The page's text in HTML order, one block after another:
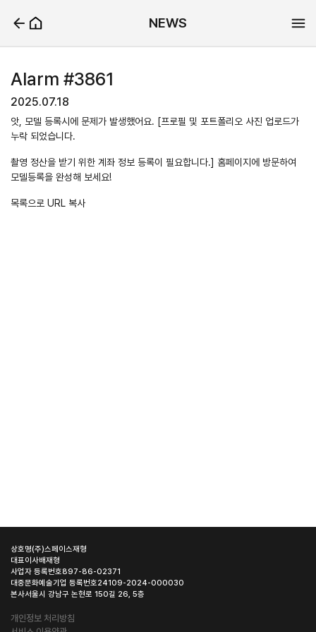
NEWS
Alarm #3861
2025.07.18
앗, 모델 등록시에 문제가 발생했어요. [프로필 및 포트폴리오 사진 업로드가
누락 되었습니다.
촬영 정산을 받기 위한 계좌 정보 등록이 필요합니다.] 홈페이지에 방문하여
모델등록을 완성해 보세요!
목록으로 URL 복사
상호명(주)스페이스재형
대표이사배재형
사업자 등록번호897-86-02371
대중문화예술기업 등록번호24109-2024-000030
본사서울시 강남구 논현로 150길 26, 5층
개인정보 처리방침